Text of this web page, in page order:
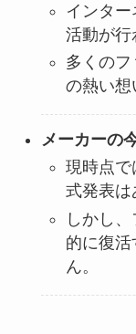
インタ
活動が行
多くの
の熱い想
メーカーの
現時点で
式発表は
しかし
的に復
ん。